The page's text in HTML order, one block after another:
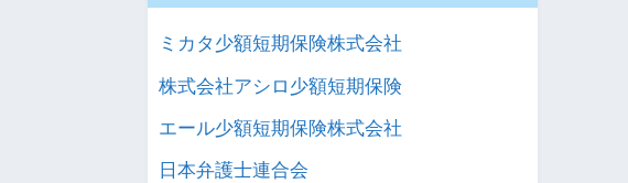
ミカタ少額短期保険株式会社
株式会社アシロ少額短期保険
エール少額短期保険株式会社
日本弁護士連合会